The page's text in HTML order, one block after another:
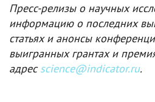
Пресс-релизы о научных
информацию о последних
статьях и анонсы
выигранных грантах и
адресscience@indicator.ru.